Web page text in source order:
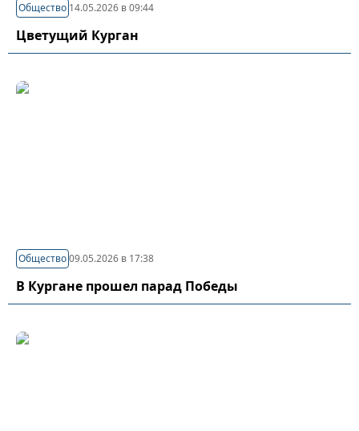
Общество 14.05.2026 в 09:44
Цветущий Курган
Общество09.05.2026 в 17:38
В Кургане прошел парад Победы